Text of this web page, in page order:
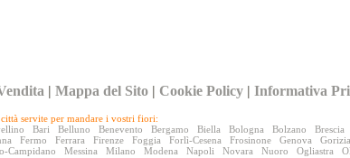
|Mappa del Sito | Cookie Policy |Informativa
servite per mandare i vostri fiori:
Bari Belluno Benevento Bergamo Biella Bologna Bolzano Brescia
Fermo Ferrara Firenze Foggia Forlì-Cesena Frosinone Genova Gorizia
Campidano Messina Milano Modena Napoli Novara Nuoro Ogliastra